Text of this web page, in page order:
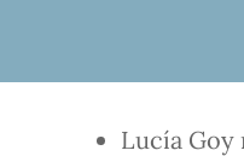
Lucía Goy